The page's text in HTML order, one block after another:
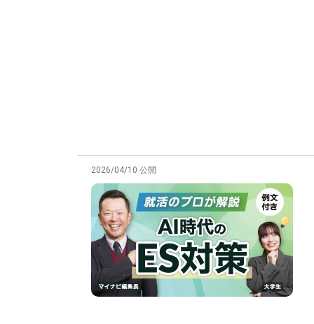
2026/04/10 公開